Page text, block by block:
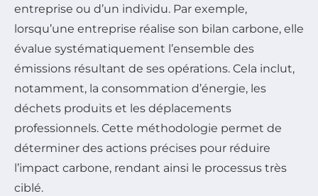
entreprise ou d’un individu. Par exemple,
lorsqu’une entreprise réalise son bilan carbone, elle
évalue systématiquement l’ensemble des
émissions résultant de ses opérations. Cela inclut,
notamment, la consommation d’énergie, les
déchets produits et les déplacements
professionnels. Cette méthodologie permet de
déterminer des actions précises pour réduire
l’impact carbone, rendant ainsi le processus très
ciblé.